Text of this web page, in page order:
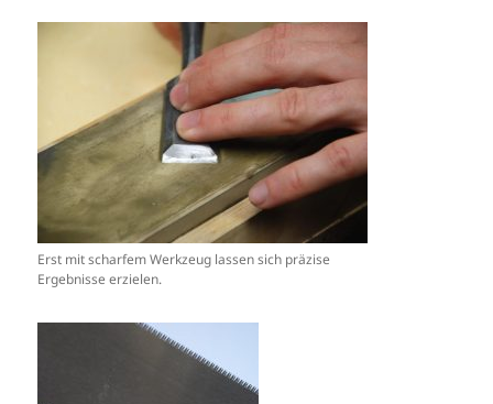
Erst mit scharfem Werkzeug lassen sich präzise
Ergebnisse erzielen.